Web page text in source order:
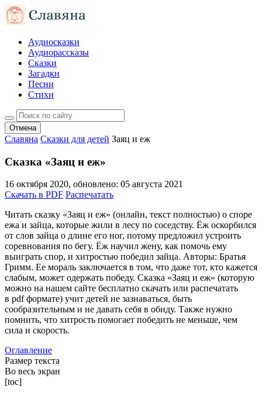
Аудиосказки
Аудиорассказы
Сказки
Загадки
Песни
Стихи
Отмена
Славяна Сказки для детей Заяц и еж
Сказка «Заяц и еж»
16 октября 2020, обновлено: 05 августа 2021
Скачать в PDF Распечатать
Читать сказку «Заяц и еж» (онлайн, текст полностью) о споре
ежа и зайца, которые жили в лесу по соседству. Ёж оскорбился
от слов зайца о длине его ног, потому предложил устроить
соревнования по бегу. Ёж научил жену, как помочь ему
выиграть спор, и хитростью победил зайца. Авторы: Братья
Гримм. Ее мораль заключается в том, что даже тот, кто кажется
слабым, может одержать победу. Сказка «Заяц и еж» (которую
можно на нашем сайте бесплатно скачать или распечатать
в pdf формате) учит детей не зазнаваться, быть
сообразительным и не давать себя в обиду. Также нужно
помнить, что хитрость помогает победить не меньше, чем
сила и скорость.
Оглавление
Размер текста
Во весь экран
[toc]